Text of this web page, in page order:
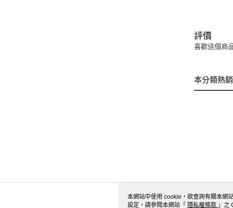
評價
喜歡這個商
本分類熱銷
本網站中使用 cookie，欲查詢有關本網
設定，請參閱本網站「 隱私權條款 」之